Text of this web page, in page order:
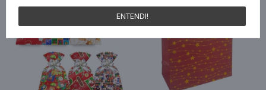
ENTENDI!